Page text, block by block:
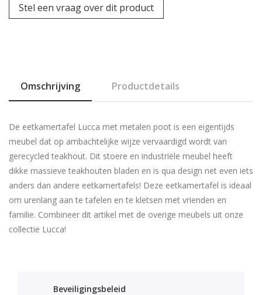
Stel een vraag over dit product
Omschrijving Productdetails
De eetkamertafel Lucca met metalen poot is een eigentijds
meubel dat op ambachtelijke wijze vervaardigd wordt van
gerecycled teakhout. Dit stoere en industriële meubel heeft
dikke massieve teakhouten bladen en is qua design net even iets
anders dan andere eetkamertafels! Deze eetkamertafel is ideaal
om urenlang aan te tafelen en te kletsen met vrienden en
familie. Combineer dit artikel met de overige meubels uit onze
collectie Lucca!
Beveiligingsbeleid